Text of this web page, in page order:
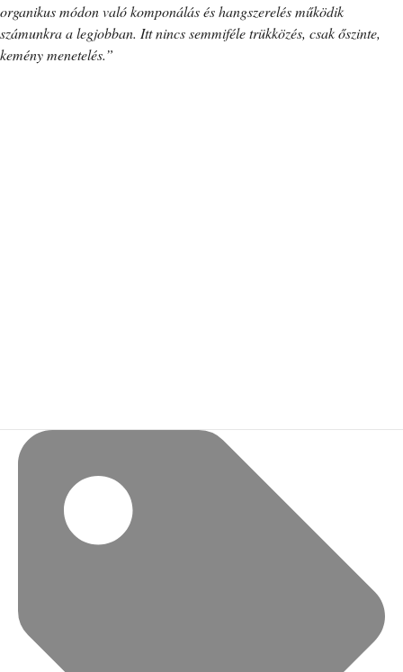
organikus módon való komponálás és hangszerelés működik
számunkra a legjobban. Itt nincs semmiféle trükközés, csak őszinte,
kemény menetelés.”